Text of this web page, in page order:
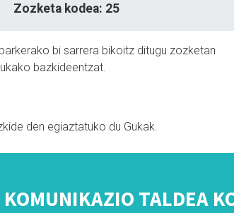
Zozketa kodea: 25
bi sarrera bikoitz ditugu zozketan
bazkideentzat.
den egiaztatuko du Gukak.
TALDEA